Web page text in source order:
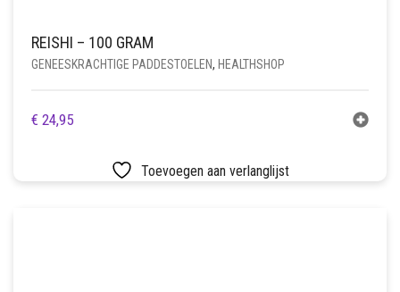
REISHI – 100 GRAM
GENEESKRACHTIGE PADDESTOELEN, HEALTHSHOP
€ 24,95
Toevoegen aan verlanglijst